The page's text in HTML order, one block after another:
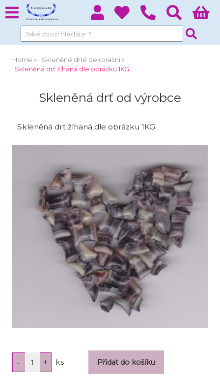
Home
Skleněné drtě dekorační
Skleněná drť žíhaná dle obrázku 1KG
Skleněná drť od výrobce
Skleněná drť žíhaná dle obrázku 1KG
ks